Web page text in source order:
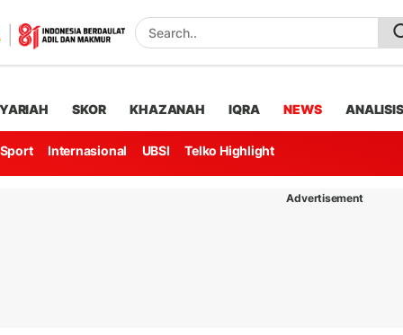
SKOR KHAZANAH IQRA NEWS ANALISIS
Sport Internasional UBSI Telko Highlight
Advertisement